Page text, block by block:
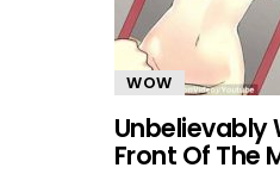
WOW
Unbelievably
Front Of The